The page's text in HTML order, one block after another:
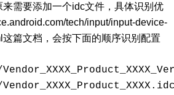
需要添加一个idc文件，具体识别优
tech/input/input-device-
篇文档，会按下面的顺序识别配置